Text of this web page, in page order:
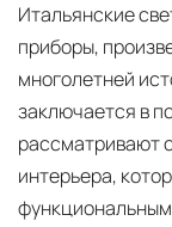
Итальянские
приборы,
многолетней
заключается в
рассматривают
интерьера,